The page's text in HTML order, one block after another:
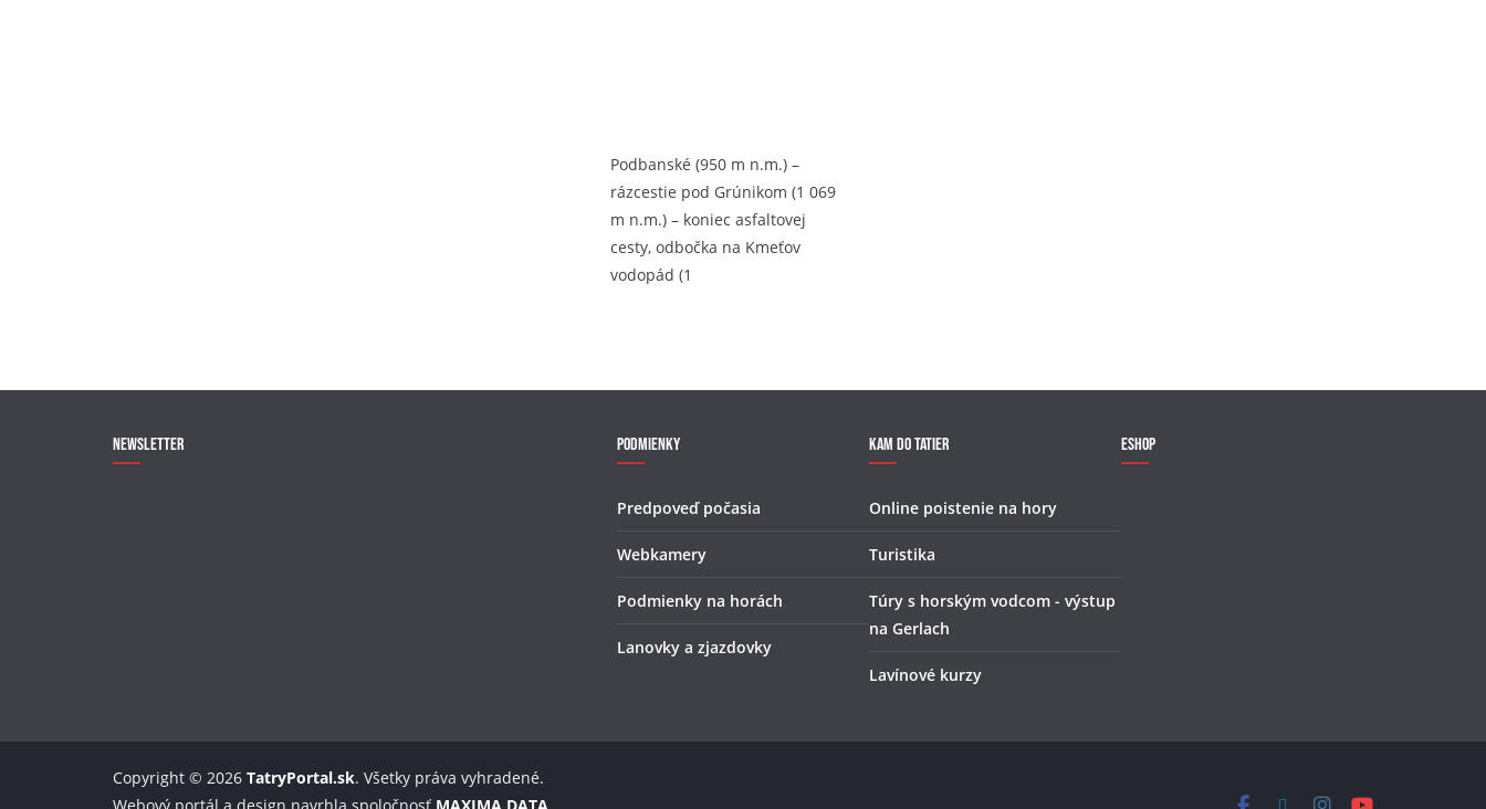
Podbanské (950 m n.m.) –
rázcestie pod Grúnikom (1 069
m n.m.) – koniec asfaltovej
cesty, odbočka na Kmeťov
vodopád (1
Newsletter Podmienky
Predpoveď počasia
Webkamery
Podmienky na horách
Lanovky a zjazdovky
Kam do Tatier
Online poistenie na hory
Turistika
Túry s horským vodcom - výstup
na Gerlach
Lavínové kurzy
Eshop
Copyright © 2026 TatryPortal.sk. Všetky práva vyhradené.